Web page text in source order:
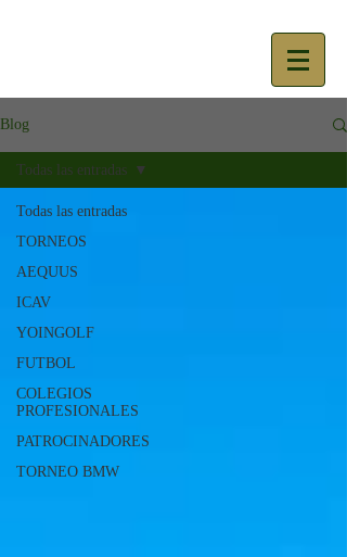
Blog
Todas las entradas
TORNEOS
AEQUUS
ICAV
YOINGOLF
FUTBOL
COLEGIOS
PROFESIONALES
PATROCINADORES
TORNEO BMW
Todas las entradas